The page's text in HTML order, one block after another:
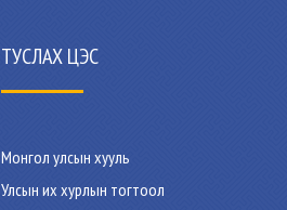
ТУСЛАХ ЦЭС
Монгол улсын хууль
Улсын их хурлын тогтоол